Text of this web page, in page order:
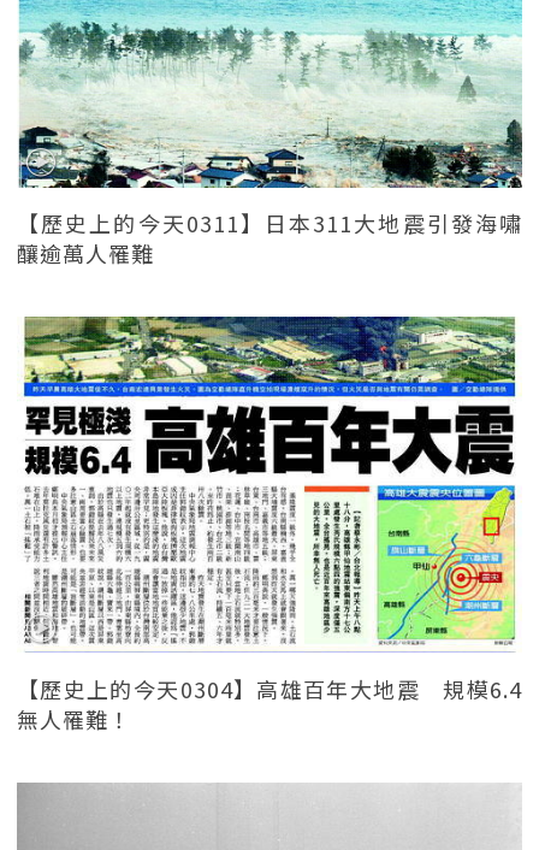
【歷史上的今天0311】日本311大地震引發海嘯
釀逾萬人罹難
【歷史上的今天0304】高雄百年大地震 規模6.4
無人罹難！